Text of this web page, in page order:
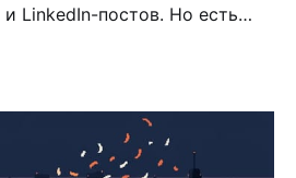
и LinkedIn-постов. Но есть
и точное